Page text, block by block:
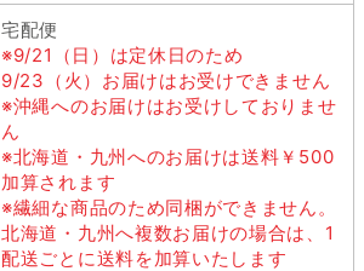
宅配便
※9/21（日）は定休日のため
9/23（火）お届けはお受けできません
※沖縄へのお届けはお受けしておりませ
ん
※北海道・九州へのお届けは送料￥500
加算されます
※繊細な商品のため同梱ができません。
北海道・九州へ複数お届けの場合は、1
配送ごとに送料を加算いたします